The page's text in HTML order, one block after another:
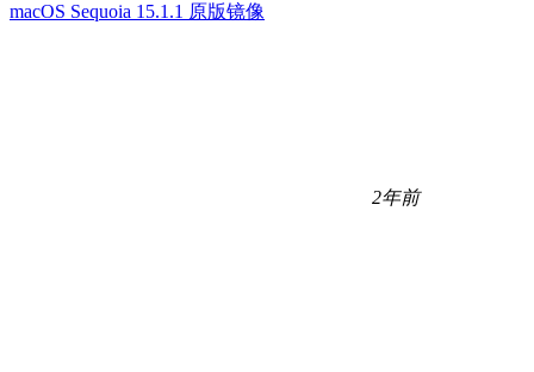
macOS Sequoia 15.1.1 原版镜像
2年前